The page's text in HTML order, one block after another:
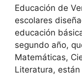
Educación de
escolares
educación
segundo año,
Matemáticas,
Literatura,